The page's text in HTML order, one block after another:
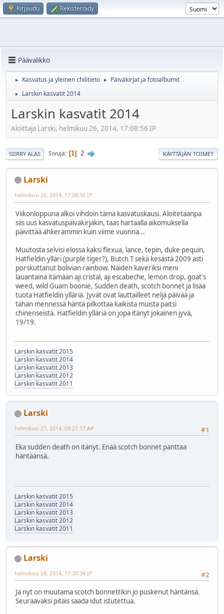
Kirjaudu Rekisteröidy
Päävalikko
► Kasvatus ja yleinen chilitieto ► Päiväkirjat ja fotoalbumit
► Larskin kasvatit 2014
Larskin kasvatit 2014
Aloittaja Larski, helmikuu 26, 2014, 17:08:56 IP
SIIRRY ALAS Sivuja 1 2 KÄYTTÄJÄN TOIMET
Larski
helmikuu 26, 2014, 17:08:56 IP
Viikonloppuna alkoi vihdoin tämä kasvatuskausi. Aloitetaanpa
siis uus kasvatuspäiväkirjakin, taas hartaalla aikomuksella
päivittää ahkerammin kuin viime vuonna...
Muutosta selvisi elossa kaksi flexua, lance, tepin, duke pequin,
Hatfieldin ylläri (purple tiger?), Butch T sekä kesästä 2009 asti
porskuttanut bolivian rainbow. Näiden kaveriksi meni
lauantaina itämään aji cristal, aji escabeche, lemon drop, goat's
weed, wild Guam boonie, Sudden death, scotch bonnet ja lisää
tuota Hatfieldin ylläriä. Jyvät ovat lauttailleet neljä päivää ja
tähän mennessä häntä pilkottaa kaikista muista paitsi
chinenseistä. Hatfieldin ylläriä on jopa itänyt jokainen jyvä,
19/19.
Larskin kasvatit 2015
Larskin kasvatit 2014
Larskin kasvatit 2013
Larskin kasvatit 2012
Larskin kasvatit 2011
Larski
#1
helmikuu 27, 2014, 09:21:17 AP
Eka sudden death on itänyt. Enää scotch bonnet panttaa
häntäänsä.
Larskin kasvatit 2015
Larskin kasvatit 2014
Larskin kasvatit 2013
Larskin kasvatit 2012
Larskin kasvatit 2011
Larski
#2
helmikuu 28, 2014, 17:20:34 IP
Ja nyt on muutama scotch bonnettikin jo puskenut häntänsä.
Seuraavaksi pitäis saada idut istutettua.